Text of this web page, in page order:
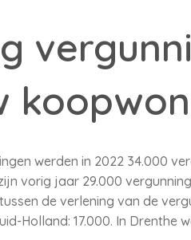
werden in 2022 34.000
vorig jaar 29.000
de verlening van de
Holland: 17.000. In Drenthe